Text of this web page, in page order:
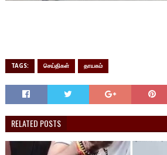
TAGS: செய்திகள் தாயகம்
RELATED POSTS